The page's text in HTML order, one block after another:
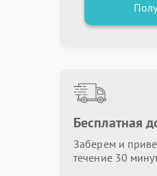
Бесплатная
Заберем и
течение 30